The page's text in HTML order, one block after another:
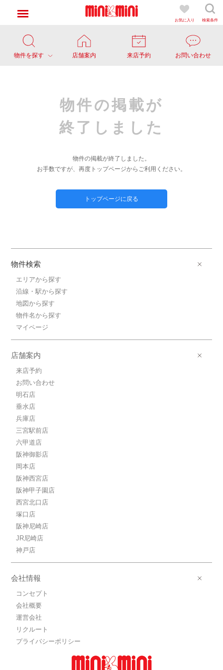
お気に入り 検索条件
物件を探す 店舗案内 来店予約 お問い合わせ
物件の掲載が
終了しました
物件の掲載が終了しました。
お手数ですが、再度トップページからご利用ください。
トップページに戻る
物件検索
エリアから探す
沿線・駅から探す
地図から探す
物件名から探す
マイページ
店舗案内
来店予約
お問い合わせ
明石店
垂水店
兵庫店
三宮駅前店
六甲道店
阪神御影店
岡本店
阪神西宮店
阪神甲子園店
西宮北口店
塚口店
阪神尼崎店
JR尼崎店
神戸店
会社情報
コンセプト
会社概要
運営会社
リクルート
プライバシーポリシー